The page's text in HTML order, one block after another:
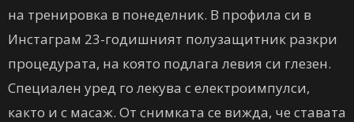
на тренировка в понеделник. В профила си в
Инстаграм 23-годишният полузащитник разкри
процедурата, на която подлага левия си глезен.
Специален уред го лекува с електроимпулси,
както и с масаж. От снимката се вижда, че ставата